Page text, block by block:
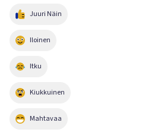
Juuri Näin
Iloinen
Itku
Kiukkuinen
Mahtavaa